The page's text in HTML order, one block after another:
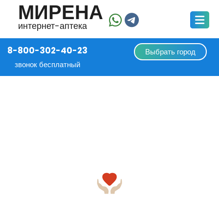
МИРЕНА
интернет-аптека
8-800-302-40-23
звонок бесплатный
Выбрать город